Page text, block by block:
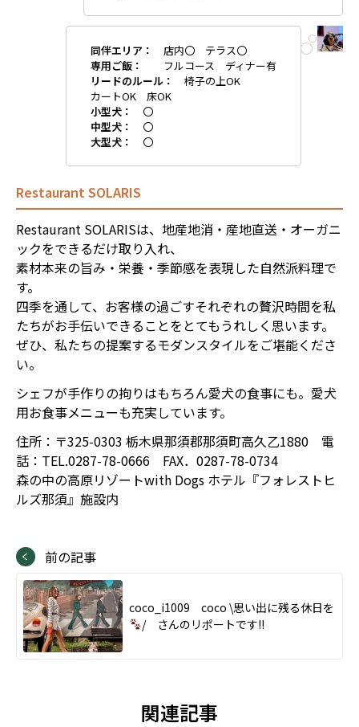
同伴エリア：
店内〇 テラス〇
専用ご飯：
フルコース ディナー有
リードのルール：
椅子の上OK
カートOK 床OK
小型犬：
〇
中型犬：
〇
大型犬：
〇
Restaurant SOLARIS
Restaurant SOLARISは、地産地消・産地直送・オーガニ
ックをできるだけ取り入れ、
素材本来の旨み・栄養・季節感を表現した自然派料理で
す。
四季を通して、お客様の過ごすそれぞれの贅沢時間を私
たちがお手伝いできることをとてもうれしく思います。
ぜひ、私たちの提案するモダンスタイルをご堪能くださ
い。
シェフが手作りの拘りはもちろん愛犬の食事にも。愛犬
用お食事メニューも充実しています。
住所：〒325-0303 栃木県那須郡那須町高久乙1880 電
話：TEL.0287-78-0666 FAX．0287-78-0734
森の中の高原リゾートwith Dogs ホテル『フォレストヒ
ルズ那須』施設内
前の記事
coco_i1009 coco \思い出に残る休日を
/ さんのリポートです!!
関連記事